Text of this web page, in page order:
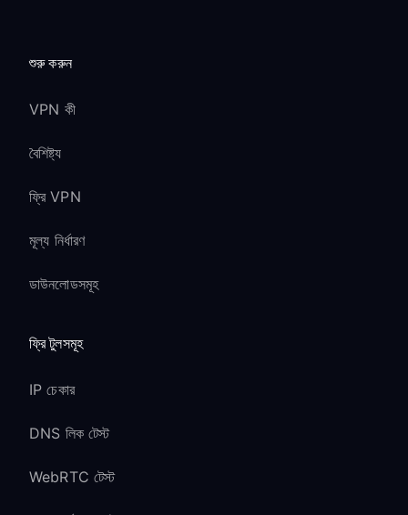
শুরু করুন
VPN কী
বৈশিষ্ট্য
ফ্রি VPN
মূল্য নির্ধারণ
ডাউনলোডসমূহ
ফ্রি টুলসমূহ
IP চেকার
DNS লিক টেস্ট
WebRTC টেস্ট